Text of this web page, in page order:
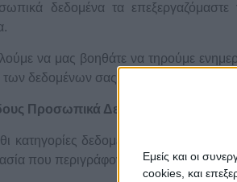
Εμείς και οι
cookies, και
δεδομένα τα
να μας βοηθάτε να τηρούμε
των δεδομένων σας προσωπικού
Προσωπικά Δεδομένα Συλλέγουμε
κατηγορίες δεδομένων σχετικά με
που περιγράφονται στην παρούσα